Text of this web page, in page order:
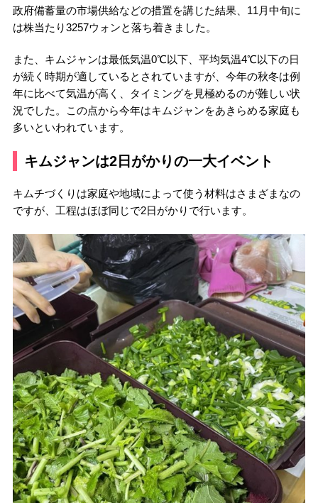
政府備蓄量の市場供給などの措置を講じた結果、11月中旬に
は株当たり3257ウォンと落ち着きました。
また、キムジャンは最低気温0℃以下、平均気温4℃以下の日
が続く時期が適しているとされていますが、今年の秋冬は例
年に比べて気温が高く、タイミングを見極めるのが難しい状
況でした。この点から今年はキムジャンをあきらめる家庭も
多いといわれています。
キムジャンは2日がかりの一大イベント
キムチづくりは家庭や地域によって使う材料はさまざまなの
ですが、工程はほぼ同じで2日がかりで行います。